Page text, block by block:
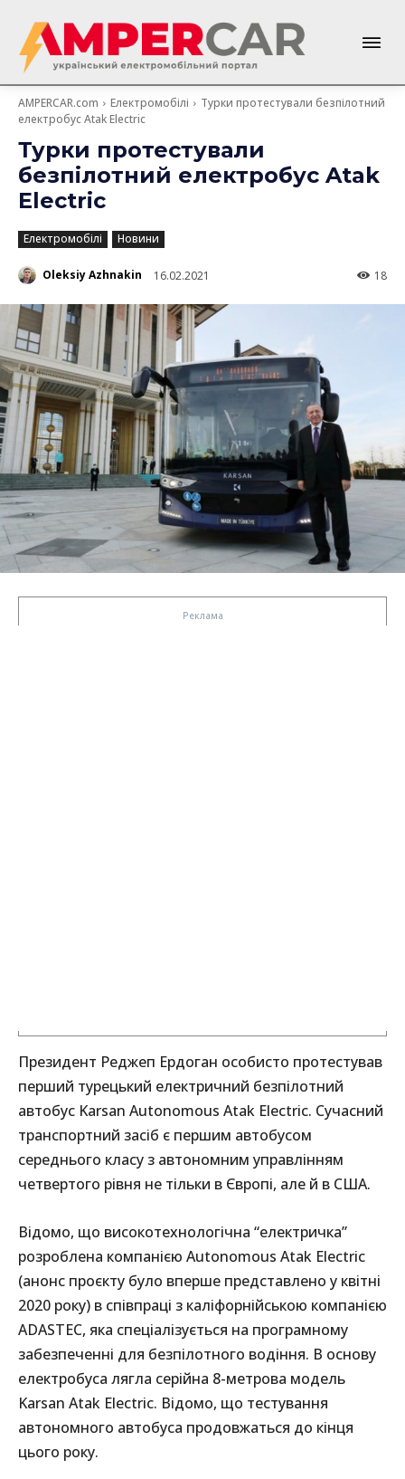
AMPERCAR.com Електромобілі
Турки протестували безпілотний
електробус Atak Electric
Турки протестували
безпілотний електробус Atak
Electric
Електромобілі Новини
Oleksiy Azhnakin 16.02.2021 18
Президент Реджеп Ердоган особисто протестував
перший турецький електричний безпілотний
автобус Karsan Autonomous Atak Electric. Сучасний
транспортний засіб є першим автобусом
середнього класу з автономним управлінням
четвертого рівня не тільки в Європі, але й в США.
Відомо, що високотехнологічна “електричка”
розроблена компанією Autonomous Atak Electric
(анонс проєкту було вперше представлено у квітні
2020 року) в співпраці з каліфорнійською компанією
ADASTEC, яка спеціалізується на програмному
забезпеченні для безпілотного водіння. В основу
електробуса лягла серійна 8-метрова модель
Karsan Atak Electric. Відомо, що тестування
автономного автобуса продовжаться до кінця
цього року.